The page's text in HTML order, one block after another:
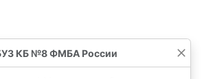
КБ №8 ФМБА России